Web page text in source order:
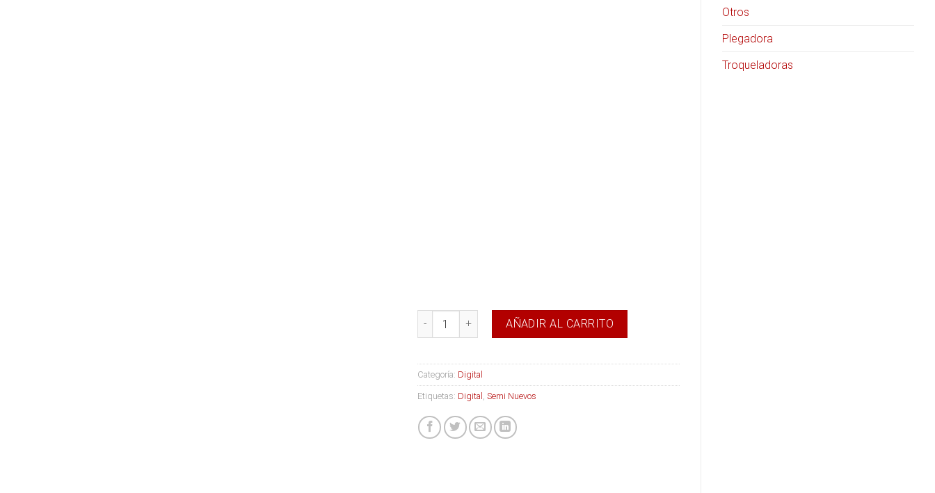
Otros
Plegadora
Troqueladoras
Impresora Digital CS 4100 cantidad
AÑADIR AL CARRITO
Categoría: Digital
Etiquetas: Digital Semi Nuevos